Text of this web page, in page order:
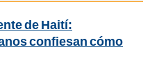
de Haití:
confiesan cómo